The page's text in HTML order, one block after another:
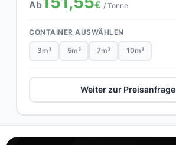
Ab € / Tonne
CONTAINER AUSWÄHLEN
3m³ 5m³ 7m³ 10m³
Weiter zur Preisanfrage